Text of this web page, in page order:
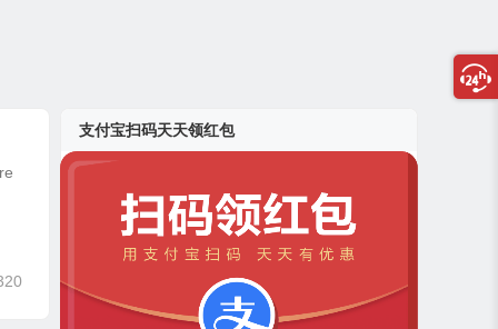
支付宝扫码天天领红包